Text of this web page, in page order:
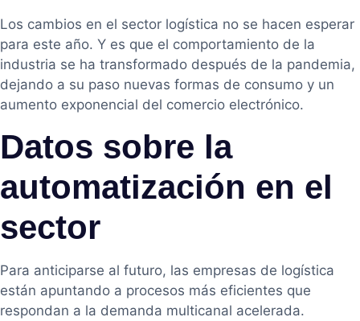
Los cambios en el sector logística no se hacen esperar
para este año. Y es que el comportamiento de la
industria se ha transformado después de la pandemia,
dejando a su paso nuevas formas de consumo y un
aumento exponencial del comercio electrónico.
Datos sobre la
automatización en el
sector
Para anticiparse al futuro, las empresas de logística
están apuntando a procesos más eficientes que
respondan a la demanda multicanal acelerada.